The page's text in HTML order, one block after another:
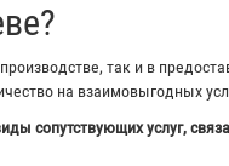
так и в
на взаимовыгодных
сопутствующих услуг,